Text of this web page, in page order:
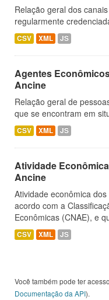
Relação geral dos
regularmente
CSV XML JS
Agentes
Ancine
Relação geral de
que se encontram em
CSV XML JS
Atividade
Ancine
Atividade econômica
acordo com a
Econômicas (CNAE), e
CSV XML JS
Você também pode ter
Documentação da API).